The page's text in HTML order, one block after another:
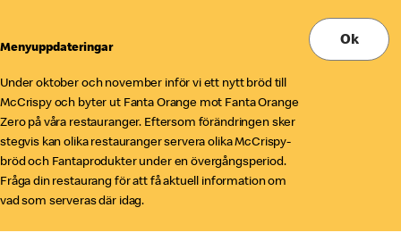
Menyuppdateringar
Under oktober och november inför vi ett nytt bröd till
McCrispy och byter ut Fanta Orange mot Fanta Orange
Zero på våra restauranger. Eftersom förändringen sker
stegvis kan olika restauranger servera olika McCrispy-
bröd och Fantaprodukter under en övergångsperiod.
Fråga din restaurang för att få aktuell information om
vad som serveras där idag.
Ok